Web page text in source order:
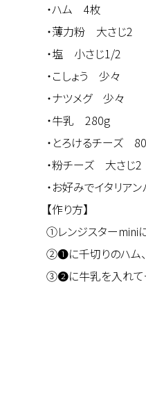
・ハム 4枚
・薄力粉 大さじ2
・塩 小さじ1/2
・こしょう 少々
・ナツメグ 少々
・牛乳 280g
・とろけるチーズ
・粉チーズ 大さじ2
・お好みでイタリア
【作り方】
①レンジスターmini
②❶に千切りのハム、
③❷に牛乳を入れて